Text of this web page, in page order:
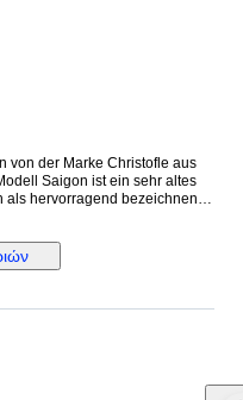
von der Marke Christofle aus